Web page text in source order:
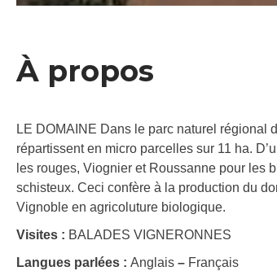
À propos
LE DOMAINE Dans le parc naturel régional
répartissent en micro parcelles sur 11 ha.
les rouges, Viognier et Roussanne pour les
schisteux. Ceci confère à la production du
Vignoble en agricoluture biologique.
Visites : BALADES VIGNERONNES
Langues parlées : Anglais – Français